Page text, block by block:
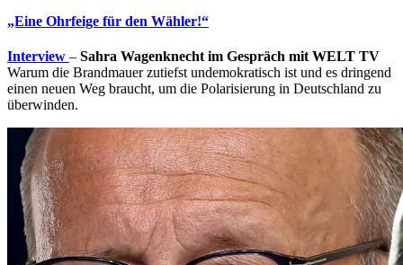
„Eine Ohrfeige für den Wähler!“
Interview – Sahra Wagenknecht im Gespräch mit WELT TV
Warum die Brandmauer zutiefst undemokratisch ist und es dringend
einen neuen Weg braucht, um die Polarisierung in Deutschland zu
überwinden.